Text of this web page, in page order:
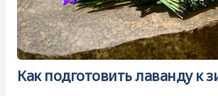
Как подготовить лаванду к